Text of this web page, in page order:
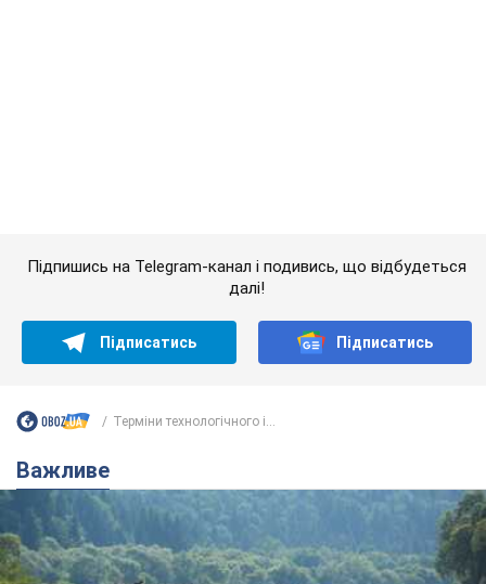
Значні штрафи і спеціальні полігони: як
проблему джипінгу вирішують за кордоном
Україні не завадить взяти приклад із країн Європи
8.08.2026 05:10 1,8 т.